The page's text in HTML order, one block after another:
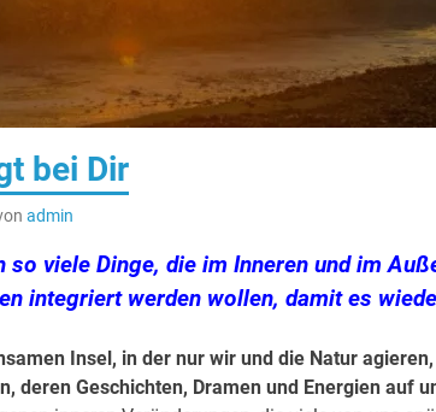
bei Dir
admin
so viele Dinge, die im Inneren und im
integriert werden wollen, damit es
Insel, in der nur wir und die Natur
deren Geschichten, Dramen und Energien auf